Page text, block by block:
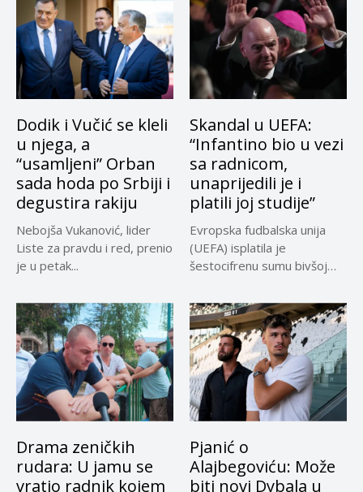
Dodik i Vučić se kleli
u njega, a
“usamljeni” Orban
sada hoda po Srbiji i
degustira rakiju
Nebojša Vukanović, lider
Liste za pravdu i red, prenio
je u petak...
Skandal u UEFA:
“Infantino bio u vezi
sa radnicom,
unaprijedili je i
platili joj studije”
Evropska fudbalska unija
(UEFA) isplatila je
šestocifrenu sumu bivšoj
Drama zeničkih
rudara: U jamu se
vratio radnik kojem
Pjanić o
Alajbegoviću: Može
biti novi Dybala u